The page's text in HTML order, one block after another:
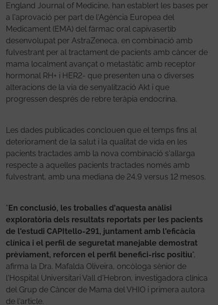
England Journal of Medicine, han establert les bases per
a l'aprovació per part de l'Agència Europea del
Medicament (EMA) del fàrmac oral capivasertib
desenvolupat per AstraZeneca, en combinació amb
fulvestrant per al tractament de pacients amb càncer de
mama localment avançat o metastàtic amb receptor
hormonal RH+ i HER2- que presenten una o diverses
alteracions de la via de senyalització Akt i que
progressen després de rebre teràpia endocrina.
Les dades publicades conclouen que el temps fins al
deteriorament de la salut i la qualitat de vida en les
pacients tractades amb la nova combinació s'allarga
respecte a aquelles pacients tractades només amb
fulvestrant, amb una mediana de 24,9 versus 12 mesos.
"En conclusió, les troballes d'aquesta anàlisi
exploratòria dels resultats reportats per les pacients
de l'estudi CAPItello-291, juntament amb l'eficàcia
clínica i el perfil de seguretat manejable demostrat
prèviament, reforcen el perfil benefici-risc positiu",
afirma la Dra. Mafalda Oliveira, oncòloga sènior de
l'Hospital Universitari Vall d'Hebron, investigadora clínica
del Grup de Càncer de Mama del VHIO i primera autora
de l'article.